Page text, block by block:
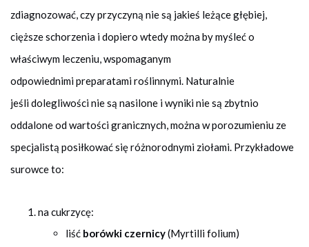
zdiagnozować, czy przyczyną nie są jakieś leżące głębiej,
cięższe schorzenia i dopiero wtedy można by myśleć o
właściwym leczeniu, wspomaganym
odpowiednimi preparatami roślinnymi. Naturalnie
jeśli dolegliwości nie są nasilone i wyniki nie są zbytnio
oddalone od wartości granicznych, można w porozumieniu ze
specjalistą posiłkować się różnorodnymi ziołami. Przykładowe
surowce to:
na cukrzycę:
liść borówki czernicy(Myrtilli folium)